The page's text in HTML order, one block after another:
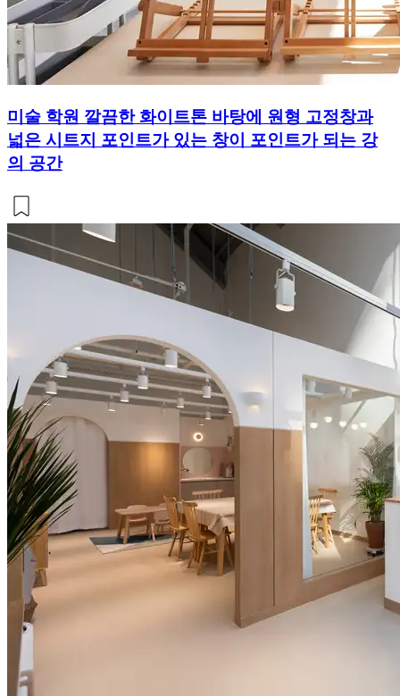
미술 학원 깔끔한 화이트톤 바탕에 원형 고정창과
넓은 시트지 포인트가 있는 창이 포인트가 되는 강
의 공간